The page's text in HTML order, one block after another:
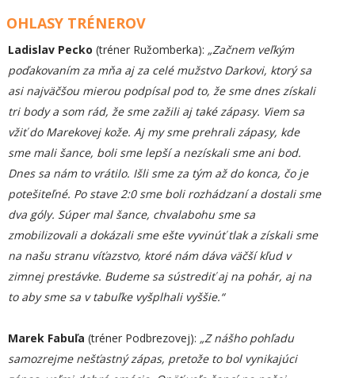
OHLASY TRÉNEROV
Ladislav Pecko (tréner Ružomberka): „Začnem veľkým
poďakovaním za mňa aj za celé mužstvo Darkovi, ktorý sa
asi najväčšou mierou podpísal pod to, že sme dnes získali
tri body a som rád, že sme zažili aj také zápasy. Viem sa
vžiť do Marekovej kože. Aj my sme prehrali zápasy, kde
sme mali šance, boli sme lepší a nezískali sme ani bod.
Dnes sa nám to vrátilo. Išli sme za tým až do konca, čo je
potešiteľné. Po stave 2:0 sme boli rozhádzaní a dostali sme
dva góly. Súper mal šance, chvalabohu sme sa
zmobilizovali a dokázali sme ešte vyvinúť tlak a získali sme
na našu stranu víťazstvo, ktoré nám dáva väčší kľud v
zimnej prestávke. Budeme sa sústrediť aj na pohár, aj na
to aby sme sa v tabuľke vyšplhali vyššie.“
Marek Fabuľa (tréner Podbrezovej): „Z nášho pohľadu
samozrejme nešťastný zápas, pretože to bol vynikajúci